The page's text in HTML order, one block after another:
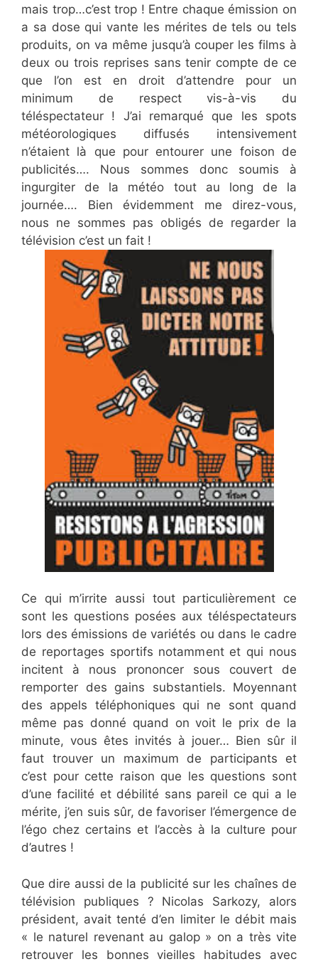
mais trop…c’est trop ! Entre chaque émission on
a sa dose qui vante les mérites de tels ou tels
produits, on va même jusqu’à couper les films à
deux ou trois reprises sans tenir compte de ce
que l’on est en droit d’attendre pour un
minimum de respect vis-à-vis du
téléspectateur ! J’ai remarqué que les spots
météorologiques diffusés intensivement
n’étaient là que pour entourer une foison de
publicités…. Nous sommes donc soumis à
ingurgiter de la météo tout au long de la
journée…. Bien évidemment me direz-vous,
nous ne sommes pas obligés de regarder la
télévision c’est un fait !
Ce qui m’irrite aussi tout particulièrement ce
sont les questions posées aux téléspectateurs
lors des émissions de variétés ou dans le cadre
de reportages sportifs notamment et qui nous
incitent à nous prononcer sous couvert de
remporter des gains substantiels. Moyennant
des appels téléphoniques qui ne sont quand
même pas donné quand on voit le prix de la
minute, vous êtes invités à jouer… Bien sûr il
faut trouver un maximum de participants et
c’est pour cette raison que les questions sont
d’une facilité et débilité sans pareil ce qui a le
mérite, j’en suis sûr, de favoriser l’émergence de
l’égo chez certains et l’accès à la culture pour
d’autres !
Que dire aussi de la publicité sur les chaînes de
télévision publiques ? Nicolas Sarkozy, alors
président, avait tenté d’en limiter le débit mais
« le naturel revenant au galop » on a très vite
retrouver les bonnes vieilles habitudes avec